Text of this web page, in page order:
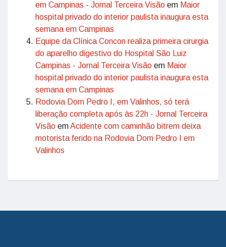
em Campinas - Jornal Terceira Visão em Maior
hospital privado do interior paulista inaugura esta
semana em Campinas
Equipe da Clínica Concon realiza primeira cirurgia
do aparelho digestivo do Hospital São Luiz
Campinas - Jornal Terceira Visão em Maior
hospital privado do interior paulista inaugura esta
semana em Campinas
Rodovia Dom Pedro I, em Valinhos, só terá
liberação completa após às 22h - Jornal Terceira
Visão emAcidente com caminhão bitrem deixa
motorista ferido na Rodovia Dom Pedro I em
Valinhos